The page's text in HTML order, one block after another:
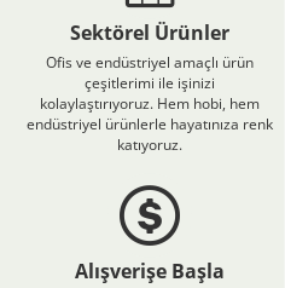
Sektörel Ürünler
Ofis ve endüstriyel amaçlı ürün
çeşitlerimi ile işinizi
kolaylaştırıyoruz. Hem hobi, hem
endüstriyel ürünlerle hayatınıza renk
katıyoruz.
Alışverişe Başla